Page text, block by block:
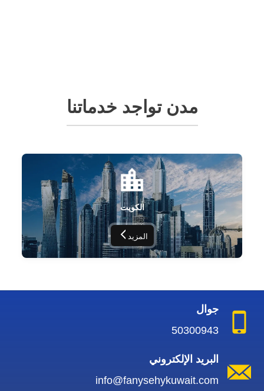
مدن تواجد خدماتنا
الكويت
المزيد
جوال
50300943
البريد الإلكتروني
info@fanysehykuwait.com